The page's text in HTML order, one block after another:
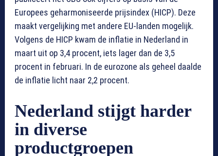
Europees geharmoniseerde prijsindex (HICP). Deze
maakt vergelijking met andere EU-landen mogelijk.
Volgens de HICP kwam de inflatie in Nederland in
maart uit op 3,4 procent, iets lager dan de 3,5
procent in februari. In de eurozone als geheel daalde
de inflatie licht naar 2,2 procent.
Nederland stijgt harder
in diverse
productgroepen